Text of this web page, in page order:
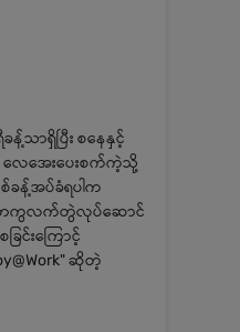
သာရှိပြီး စနေနှင့်
လေအေးပေးစက်ကဲ့သို့
စ်ခန့်အပ်ခံရပါက
အတူတကွလက်တွဲလုပ်ဆောင်
င်းကြောင့်
ဆိုတဲ့